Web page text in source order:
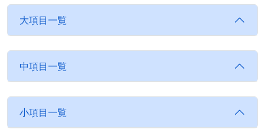
大項目一覧
中項目一覧
小項目一覧